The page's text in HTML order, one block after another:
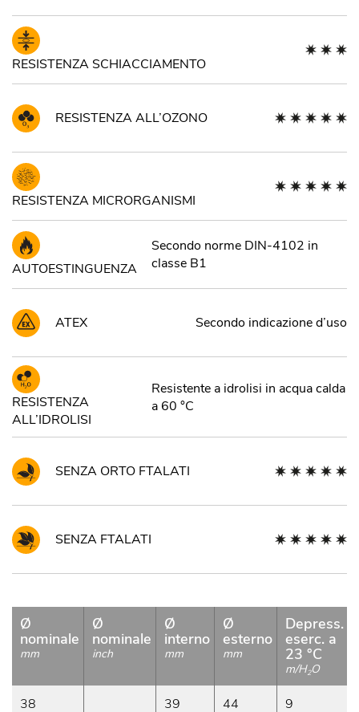
RESISTENZA SCHIACCIAMENTO
RESISTENZA ALL’OZONO
RESISTENZA MICRORGANISMI
AUTOESTINGUENZA
Secondo norme DIN-4102 in
classe B1
ATEX Secondo indicazione d’uso
RESISTENZA
ALL’IDROLISI
Resistente a idrolisi in acqua calda
a 60 °C
SENZA ORTO FTALATI
SENZA FTALATI
Ø
nominale
mm
Ø
nominale
inch
Ø
interno
mm
Ø
esterno
mm
Depress.
eserc. a
23 °C
m/H2O
38 39 44 9